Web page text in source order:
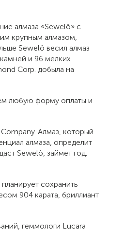
алмаза «Sewelô» с
крупным алмазом,
Sewelô весил алмаз
и 96 мелких
Corp. добыла на
любую форму оплаты и
Алмаз, который
алмаза, определит
Sewelô, займет год.
сохранить
904 карата, бриллиант
геммологи Lucara